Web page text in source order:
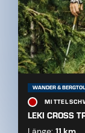
WANDER &
LEKI CROSS